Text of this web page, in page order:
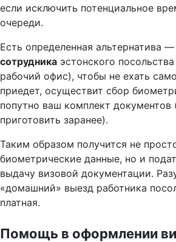
если исключить потенциальное
очереди.
Есть определенная альтернатива —
сотрудника эстонского посольства
рабочий офис), чтобы не ехать
приедет, осуществит сбор
попутно ваш комплект документов
приготовить заранее).
Таким образом получится не
биометрические данные, но и
выдачу визовой документации.
«домашний» выезд работника
платная.
Помощь в оформлении